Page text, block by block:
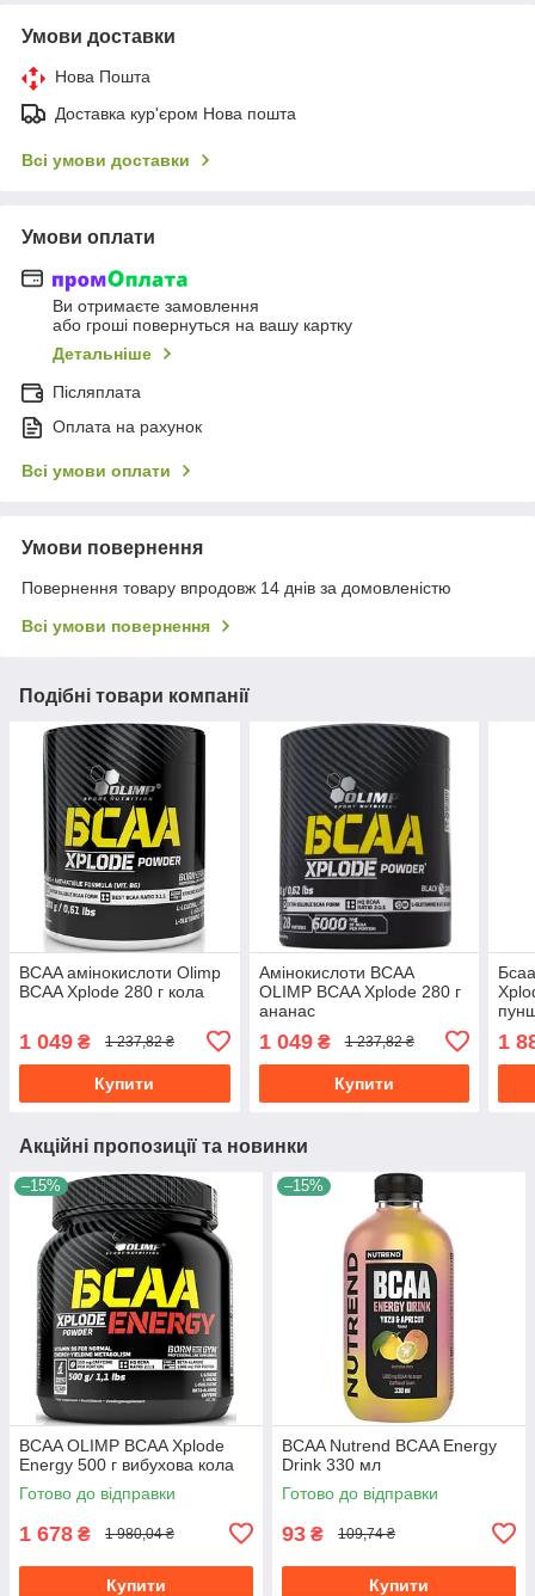
Умови доставки
Нова Пошта
Доставка кур'єром Нова пошта
Всі умови доставки
Умови оплати
Ви отримаєте замовлення
або гроші повернуться на вашу картку
Детальніше
Післяплата
Оплата на рахунок
Всі умови оплати
Умови повернення
Повернення товару впродовж 14 днів за домовленістю
Всі умови повернення
Подібні товари компанії
BCAA амінокислоти Olimp
BCAA Xplode 280 г кола
1 049 ₴ 1 237,82 ₴
Купити
Амінокислоти BCAA
OLIMP BCAA Xplode 280 г
ананас
1 049₴ 1 237,82 ₴
Купити
1
Акційні пропозиції та новинки
–15%
BCAA OLIMP BCAA Xplode
Energy 500 г вибухова кола
Готово до відправки
1 678 ₴ 1 980,04 ₴
Купити
–15%
BCAA Nutrend BCAA Energy
Drink 330 мл
Готово до відправки
93 ₴ 109,74 ₴
Купити